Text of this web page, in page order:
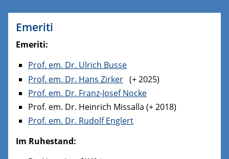
Emeriti
Emeriti:
Prof. em. Dr. Ulrich Busse
Prof. em. Dr. Hans Zirker (+ 2025)
Prof. em. Dr. Franz-Josef Nocke
Prof. em. Dr. Heinrich Missalla (+ 2018)
Prof. em. Dr. Rudolf Englert
Im Ruhestand: